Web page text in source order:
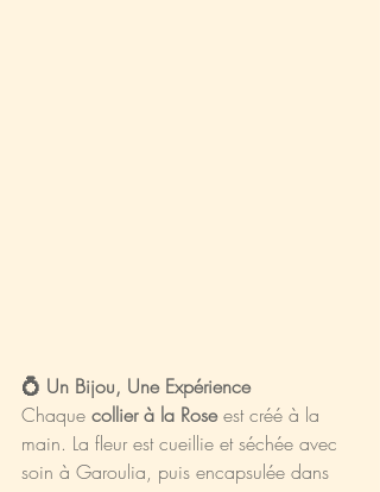
💍 Un Bijou, Une Expérience
Chaque collier à la Rose est créé à la
main. La fleur est cueillie et séchée avec
soin à Garoulia, puis encapsulée dans